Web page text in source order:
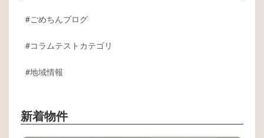
ごめちんブログ
コラムテストカテゴリ
地域情報
新着物件